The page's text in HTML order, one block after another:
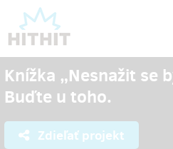
Knížka „Nesnažit se
Buďte u toho.
Zdieľať projekt